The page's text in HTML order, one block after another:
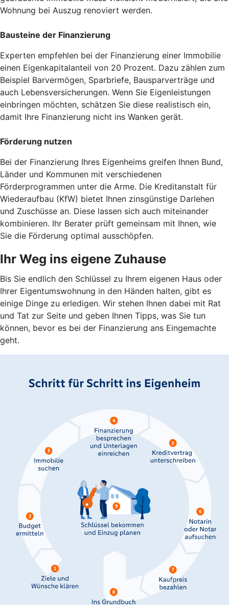
Wohnung bei Auszug renoviert werden.
Bausteine der Finanzierung
Experten empfehlen bei der Finanzierung einer Immobilie
einen Eigenkapitalanteil von 20 Prozent. Dazu zählen zum
Beispiel Barvermögen, Sparbriefe, Bausparverträge und
auch Lebensversicherungen. Wenn Sie Eigenleistungen
einbringen möchten, schätzen Sie diese realistisch ein,
damit Ihre Finanzierung nicht ins Wanken gerät.
Förderung nutzen
Bei der Finanzierung Ihres Eigenheims greifen Ihnen Bund,
Länder und Kommunen mit verschiedenen
Förderprogrammen unter die Arme. Die Kreditanstalt für
Wiederaufbau (KfW) bietet Ihnen zinsgünstige Darlehen
und Zuschüsse an. Diese lassen sich auch miteinander
kombinieren. Ihr Berater prüft gemeinsam mit Ihnen, wie
Sie die Förderung optimal ausschöpfen.
Ihr Weg ins eigene Zuhause
Bis Sie endlich den Schlüssel zu Ihrem eigenen Haus oder
Ihrer Eigentumswohnung in den Händen halten, gibt es
einige Dinge zu erledigen. Wir stehen Ihnen dabei mit Rat
und Tat zur Seite und geben Ihnen Tipps, was Sie tun
können, bevor es bei der Finanzierung ans Eingemachte
geht.